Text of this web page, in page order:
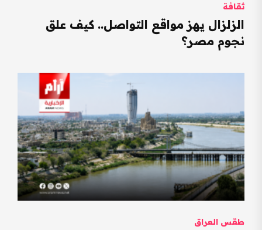
ثقافة
الزلزال يهز مواقع التواصل.. كيف علق
نجوم مصر؟
طقس العراق